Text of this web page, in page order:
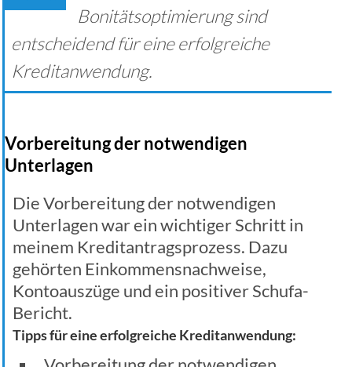
Bonitätsoptimierung sind
entscheidend für eine erfolgreiche
Kreditanwendung.
Vorbereitung der notwendigen
Unterlagen
Die Vorbereitung der notwendigen
Unterlagen war ein wichtiger Schritt in
meinem Kreditantragsprozess. Dazu
gehörten Einkommensnachweise,
Kontoauszüge und ein positiver Schufa-
Bericht.
Tipps für eine erfolgreiche Kreditanwendung: